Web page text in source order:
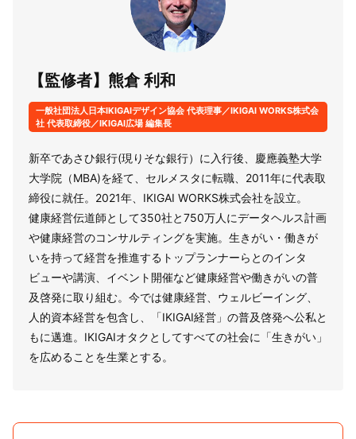
【監修者】熊倉 利和
一般社団法人日本IKIGAIデザイン協会 代表理事／IKIGAI WORKS株式会
社 代表取締役／IKIGAI広場 編集長
新卒であさひ銀行(現りそな銀行）に入行後、慶應義塾大学
大学院（MBA)を経て、セルメスタに転職、2011年に代表取
締役に就任。2021年、IKIGAI WORKS株式会社を設立。
健康経営伝道師として350社と750万人にデータヘルス計画
や健康経営のコンサルティングを実施。生きがい・働きが
いを持って経営を推進するトップランナーらとのインタ
ビューや講演、イベント開催など健康経営や働きがいの普
及啓発に取り組む。今では健康経営、ウェルビーイング、
人的資本経営を包含し、「IKIGAI経営」の普及啓発へ公私と
もに邁進。IKIGAIオタクとしてすべての社会に「生きがい」
を広めることを生業とする。